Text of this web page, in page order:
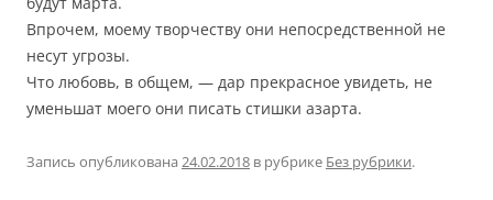
Впрочем, моему творчеству они непосредственной не
несут угрозы.
Что любовь, в общем, — дар прекрасное увидеть, не
уменьшат моего они писать стишки азарта.
Запись опубликована 24.02.2018 в рубрике Без рубрики.